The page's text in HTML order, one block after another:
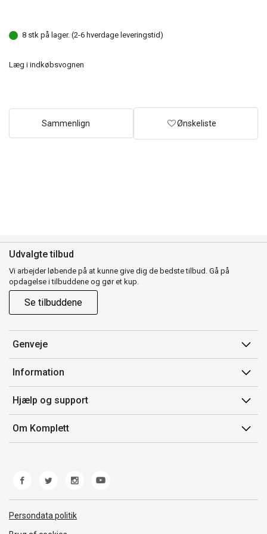
8 stk på lager. (2-6 hverdage leveringstid)
Læg i indkøbsvognen
Sammenlign Ønskeliste
Udvalgte tilbud
Vi arbejder løbende på at kunne give dig de bedste tilbud. Gå på
opdagelse i tilbuddene og gør et kup.
Se tilbuddene
Genveje
Min side
Ordrehistorik
Gavekort
Information
Salgsbetingelser
Mærker/producent
Fortrydelsesret
Hjælp og support
Kontakt os
Kundeservice
Fejl/Mangler
Fragt og levering
Om Komplett
Persondata politik